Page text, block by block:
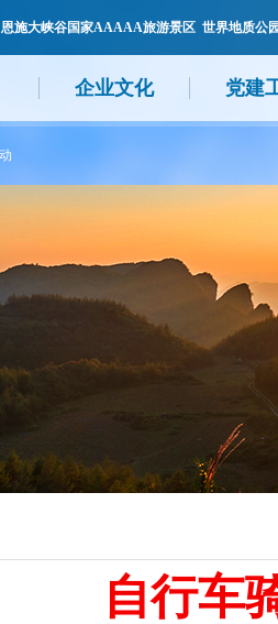
恩施大峡谷国家AAAAA旅游景区 世界地质公
企业文化 党建
自行车